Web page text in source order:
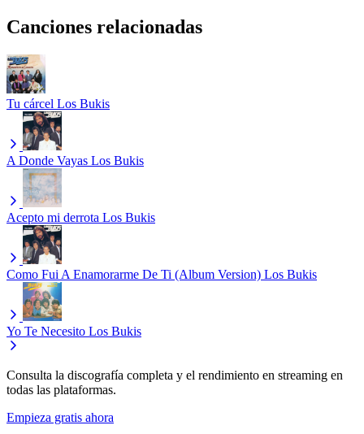
Canciones relacionadas
Tu cárcel Los Bukis
A Donde Vayas Los Bukis
Acepto mi derrota Los Bukis
Como Fui A Enamorarme De Ti (Album Version) Los Bukis
Yo Te Necesito Los Bukis
Consulta la discografía completa y el rendimiento en streaming en
todas las plataformas.
Empieza gratis ahora